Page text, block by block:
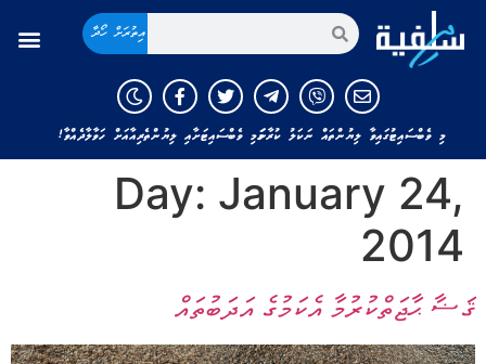
އިތުރަށް ހޯދާ
މި ވެބްސައިޓުގައިވާ ލިޔުންތައް ނަކަލު ކުރާނަމަ މި ވެބްސައިޓަށާއި ލިޔުންތެރިއާއަށް ހަވާލާދެއްވާ!
Day: January 24,
2014
ޤަޟާ ޙާޖަތްކުރުމާ އެކަމުގެ އަދަބުތައް